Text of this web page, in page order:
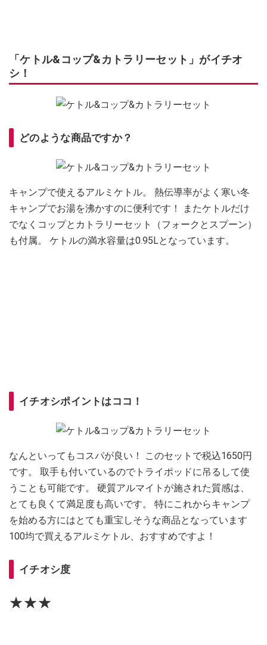
「ケトル&コップ&カトラリーセット」がイチオ
シ！
どのような商品ですか？
キャンプで使えるアルミケトル。 熱伝導率がよく寒い冬
キャンプでお湯を沸かすのに便利です！ またケトルだけ
でなくコップとカトラリーセット（フォークとスプーン）
も付属。 ケトルの満水容量は0.95Lとなっています。
イチオシポイントはココ！
なんといってもコスパが良い！ このセットで税込1650円
です。 取手も付いているのでトライポッドに吊るして使
うことも可能です。 硬質アルマイトが施された質感は、
とても良くて満足度も高いです。 特にこれからキャンプ
を始める方にはとても重宝しそうな商品となっています
100均で買えるアルミケトル、おすすめですよ！
イチオシ度
★★★